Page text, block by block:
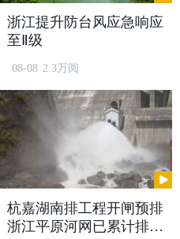
在马屿粮食储备库
货车有序进场，经
后，净粮化处理的粮
浙江提升防台风应急响应
至Ⅱ级
08-08 2.3万阅
杭嘉湖南排工程开闸预排
浙江平原河网已累计排水